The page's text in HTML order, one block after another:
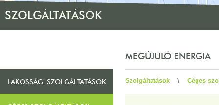
SZOLGÁLTATÁSOK
LAKOSSÁGI SZOLGÁLTATÁSOK
MEGÚJULÓ ENERGIA
Szolgáltatások \ Céges